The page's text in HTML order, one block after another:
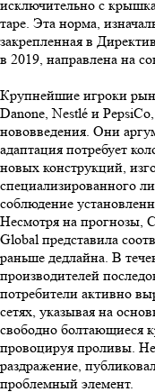
исключительно с
таре. Эта норма,
закрепленная в
в 2019, направлена на
Крупнейшие игроки
Danone, Nestlé и
нововведения. Они
адаптация потребует
новых конструкций,
специализированного
соблюдение
Несмотря на прогнозы,
Global представила
раньше дедлайна. В
производителей
потребители активно
сетях, указывая на
свободно болтающиеся
провоцируя проливы.
раздражение,
проблемный элемент.